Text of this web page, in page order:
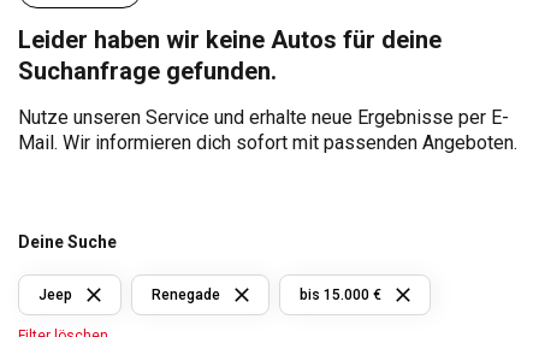
Leider haben wir keine Autos für deine
Suchanfrage gefunden.
Nutze unseren Service und erhalte neue Ergebnisse per E-
Mail. Wir informieren dich sofort mit passenden Angeboten.
Deine Suche
Jeep Renegade bis 15.000 €